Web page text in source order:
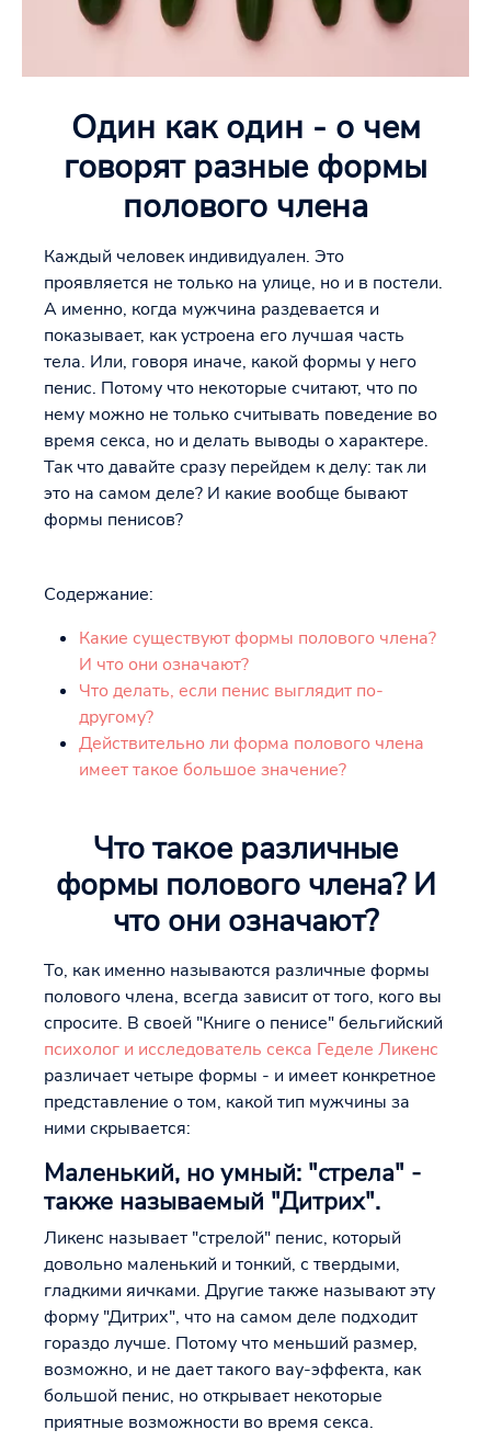
Один как один - о чем
говорят разные формы
полового члена
Каждый человек индивидуален. Это
проявляется не только на улице, но и в постели.
А именно, когда мужчина раздевается и
показывает, как устроена его лучшая часть
тела. Или, говоря иначе, какой формы у него
пенис. Потому что некоторые считают, что по
нему можно не только считывать поведение во
время секса, но и делать выводы о характере.
Так что давайте сразу перейдем к делу: так ли
это на самом деле? И какие вообще бывают
формы пенисов?
Содержание:
Какие существуют формы полового члена?
И что они означают?
Что делать, если пенис выглядит по-
другому?
Действительно ли форма полового члена
имеет такое большое значение?
Что такое различные
формы полового члена? И
что они означают?
То, как именно называются различные формы
полового члена, всегда зависит от того, кого вы
спросите. В своей "Книге о пенисе" бельгийский
психолог и исследователь секса Геделе Ликенс
различает четыре формы - и имеет конкретное
представление о том, какой тип мужчины за
ними скрывается:
Маленький, но умный: "стрела" -
также называемый "Дитрих".
Ликенс называет "стрелой" пенис, который
довольно маленький и тонкий, с твердыми,
гладкими яичками. Другие также называют эту
форму "Дитрих", что на самом деле подходит
гораздо лучше. Потому что меньший размер,
возможно, и не дает такого вау-эффекта, как
большой пенис, но открывает некоторые
приятные возможности во время секса.